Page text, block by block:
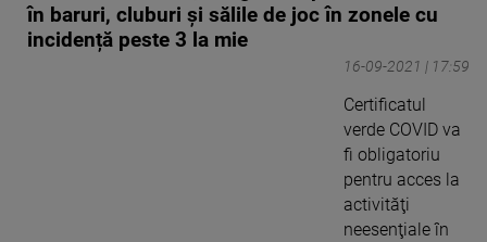
în baruri, cluburi și sălile de joc în zonele cu
incidență peste 3 la mie
16-09-2021 | 17:59
Certificatul
verde COVID va
fi obligatoriu
pentru acces la
activităţi
neesenţiale în